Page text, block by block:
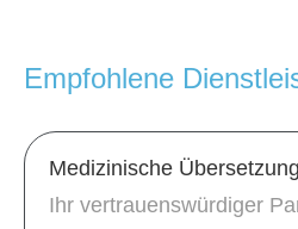
Empfohlene
Medizinische
Ihr vertrauenswürdiger